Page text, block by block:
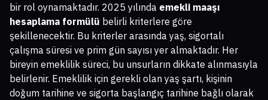
bir rol oynamaktadır. 2025 yılında emekli maaşı
hesaplama formülü belirli kriterlere göre
şekillenecektir. Bu kriterler arasında yaş, sigortalı
çalışma süresi ve prim gün sayısı yer almaktadır. Her
bireyin emeklilik süreci, bu unsurların dikkate alınmasıyla
belirlenir. Emeklilik için gerekli olan yaş şartı, kişinin
doğum tarihine ve sigorta başlangıç tarihine bağlı olarak